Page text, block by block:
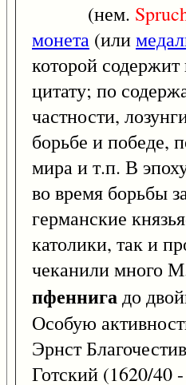
(нем.
монета (или
которой
цитату; по
частности,
борьбе и победе,
мира и т.п. В
во время борьбы
германские
католики, так и
чеканили много
пфеннигадо
Особую
Эрнст
Готский (1620/40